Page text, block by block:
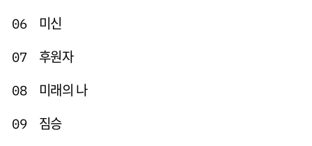
06 미신
07 후원자
08 미래의 나
09 짐승